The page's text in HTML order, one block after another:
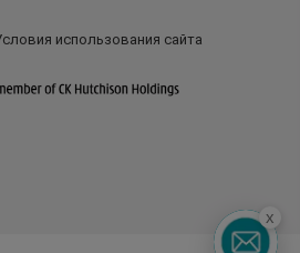
использования сайта
x